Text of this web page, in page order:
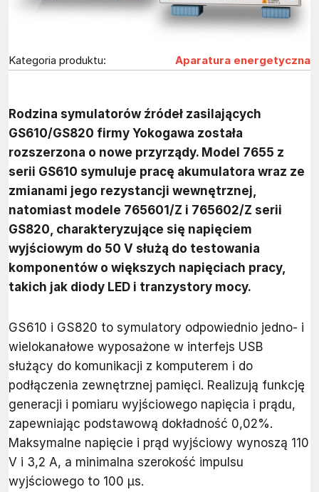
Kategoria produktu: Aparatura energetyczna
Rodzina symulatorów źródeł zasilających
GS610/GS820 firmy Yokogawa została
rozszerzona o nowe przyrządy. Model 7655 z
serii GS610 symuluje pracę akumulatora wraz ze
zmianami jego rezystancji wewnętrznej,
natomiast modele 765601/Z i 765602/Z serii
GS820, charakteryzujące się napięciem
wyjściowym do 50 V służą do testowania
komponentów o większych napięciach pracy,
takich jak diody LED i tranzystory mocy.
GS610 i GS820 to symulatory odpowiednio jedno- i
wielokanałowe wyposażone w interfejs USB
służący do komunikacji z komputerem i do
podłączenia zewnętrznej pamięci. Realizują funkcję
generacji i pomiaru wyjściowego napięcia i prądu,
zapewniając podstawową dokładność 0,02%.
Maksymalne napięcie i prąd wyjściowy wynoszą 110
V i 3,2 A, a minimalna szerokość impulsu
wyjściowego to 100 µs.